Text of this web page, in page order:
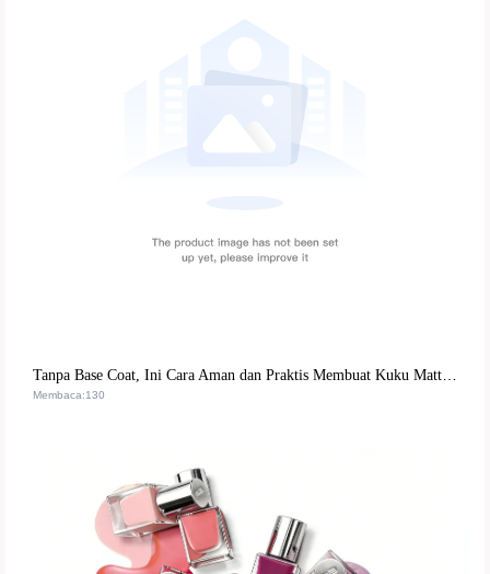
Tanpa Base Coat, Ini Cara Aman dan Praktis Membuat Kuku Matte di Rumah
Membaca:130